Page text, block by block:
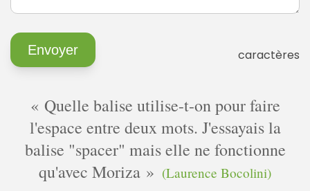
caractères
Quelle balise utilise-t-on pour faire
l'espace entre deux mots. J'essayais la
balise "spacer" mais elle ne fonctionne
qu'avec Moriza
(Laurence Bocolini)